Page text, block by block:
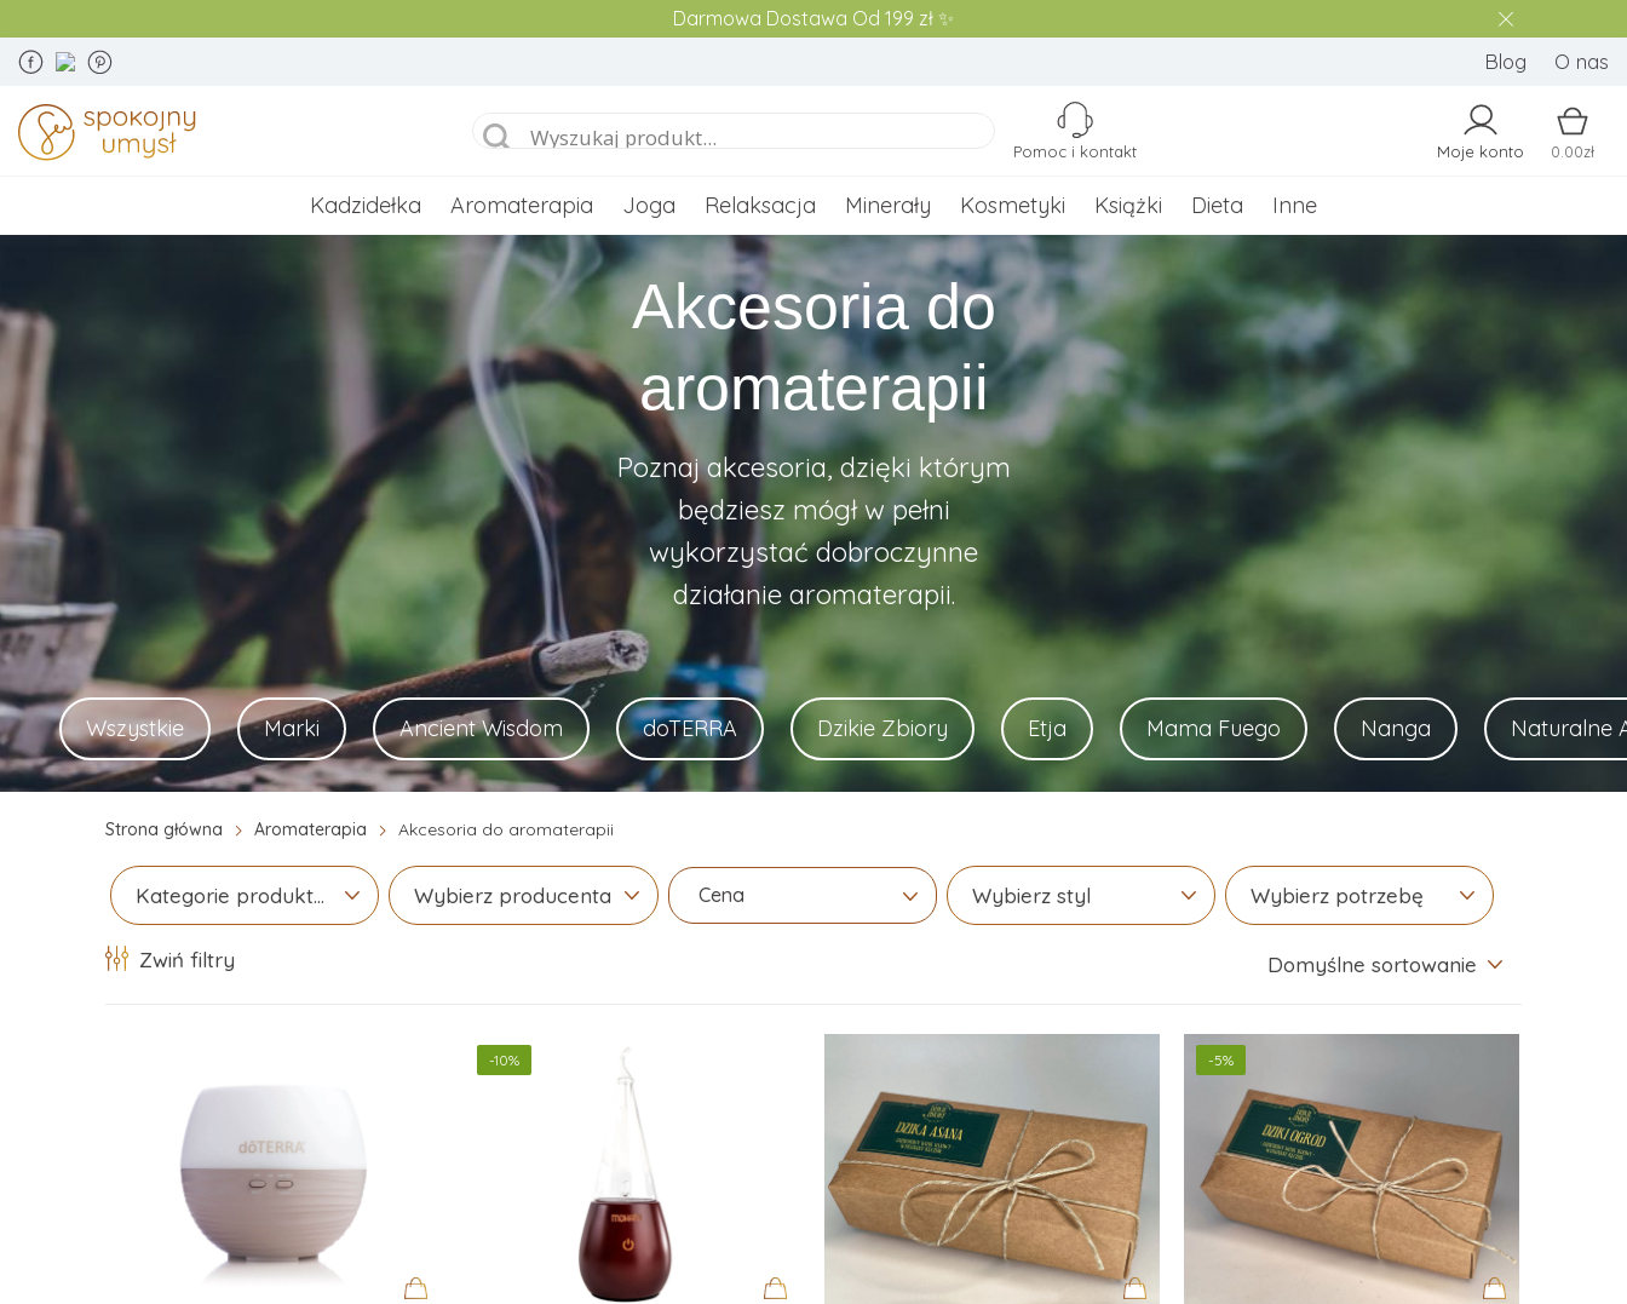
Darmowa Dostawa Od 199 zł ✨
Blog O nas
Moje konto 0.00zł
Pomoc i kontakt
Kadzidełka Aromaterapia Joga Relaksacja Minerały Kosmetyki Książki Dieta Inne
Wszystkie Marki Ancient Wisdom doTERRA Dzikie Zbiory Etja Mama Fuego Nanga Naturalne
Akcesoria do
aromaterapii
Poznaj akcesoria, dzięki którym
będziesz mógł w pełni
wykorzystać dobroczynne
działanie aromaterapii.
Strona główna Aromaterapia Akcesoria do aromaterapii
Kategorie produktów Wybierz producenta Cena Wybierz styl Wybierz potrzebę
Zwiń filtry Domyślne sortowanie
-10% -5%